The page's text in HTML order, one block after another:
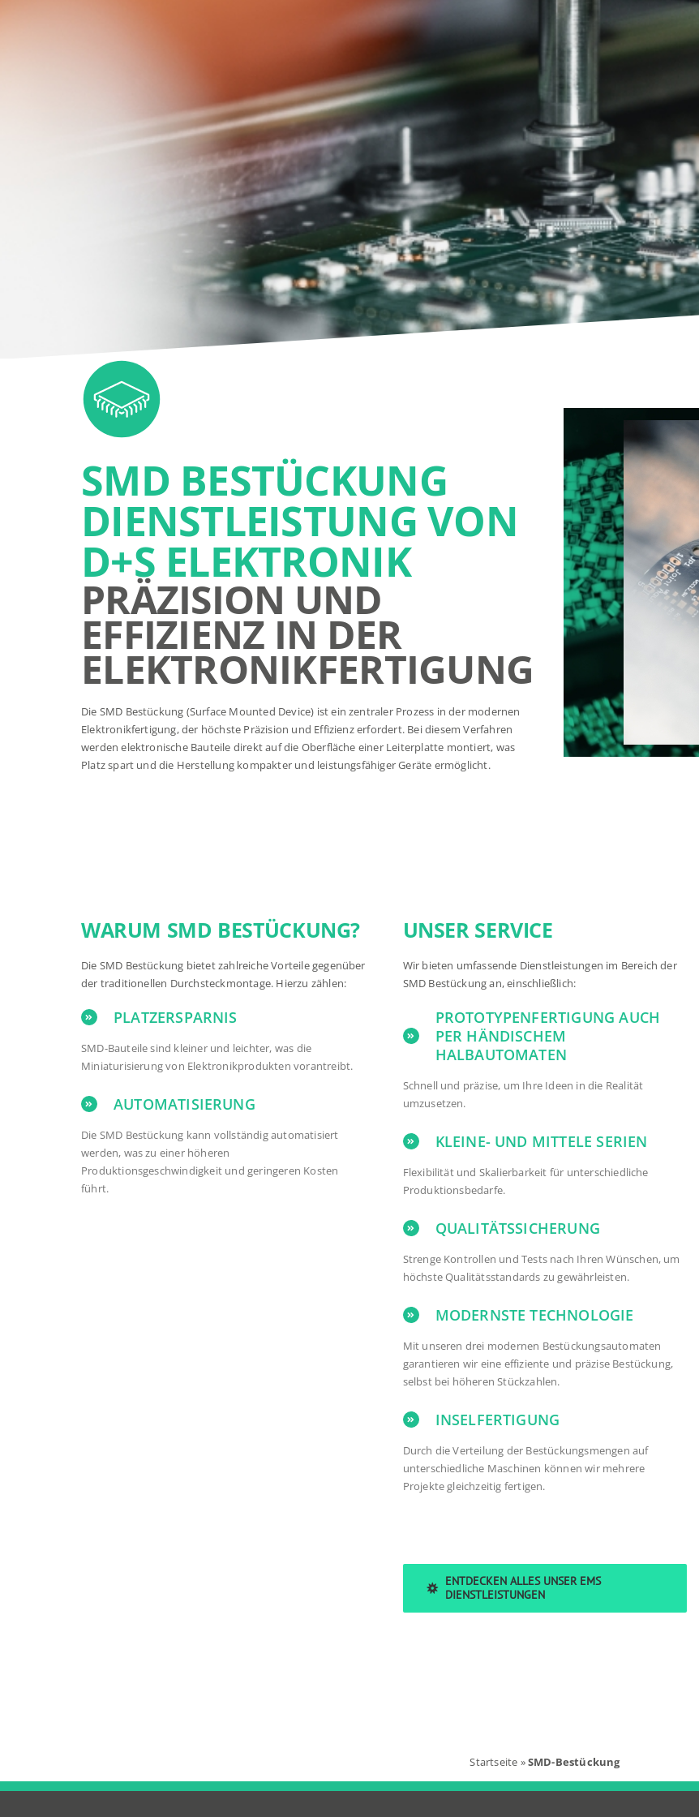
SMD BESTÜCKUNG
DIENSTLEISTUNG VON
D+S ELEKTRONIK
PRÄZISION UND
EFFIZIENZ IN DER
ELEKTRONIKFERTIGUNG
Die SMD Bestückung (Surface Mounted Device) ist ein zentraler Prozess in der modernen
Elektronikfertigung, der höchste Präzision und Effizienzerfordert. Bei diesem Verfahren
werden elektronische Bauteile direkt auf die Oberfläche einer Leiterplatte montiert, was
Platz spart und die Herstellung kompakter und leistungsfähiger Geräte ermöglicht.
WARUM SMD BESTÜCKUNG?
Die SMD Bestückung bietet zahlreiche Vorteile gegenüber
der traditionellen Durchsteckmontage. Hierzu zählen:
PLATZERSPARNIS
SMD-Bauteile sind kleiner und leichter, was die
Miniaturisierung von Elektronikprodukten vorantreibt.
AUTOMATISIERUNG
Die SMD Bestückung kann vollständig automatisiert
werden, was zu einer höheren
Produktionsgeschwindigkeit und geringeren Kosten
führt.
UNSER SERVICE
Wir bieten umfassende Dienstleistungen im Bereich der
SMD Bestückung an, einschließlich:
PROTOTYPENFERTIGUNG AUCH
PER HÄNDISCHEM
HALBAUTOMATEN
Schnell und präzise, um Ihre Ideen in die Realität
umzusetzen.
KLEINE- UND MITTELE SERIEN
Flexibilität und Skalierbarkeit für unterschiedliche
Produktionsbedarfe.
QUALITÄTSSICHERUNG
Strenge Kontrollen und Tests nach Ihren Wünschen, um
höchste Qualitätsstandards zu gewährleisten.
MODERNSTE TECHNOLOGIE
Mit unseren drei modernen Bestückungsautomaten
garantieren wir eine effiziente und präzise Bestückung,
selbst bei höheren Stückzahlen.
INSELFERTIGUNG
Durch die Verteilung der Bestückungsmengen auf
unterschiedliche Maschinen können wir mehrere
Projekte gleichzeitig fertigen.
ENTDECKEN ALLES UNSER EMS
DIENSTLEISTUNGEN
Startseite »SMD-Bestückung